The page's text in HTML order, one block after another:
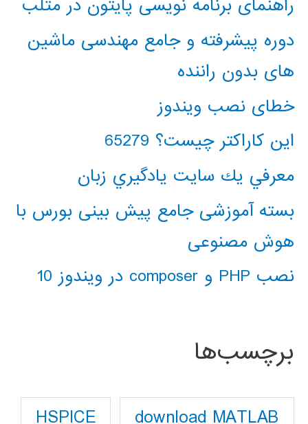
راهنمای برنامه نویسی پایتون در متلب
دوره پیشرفته و جامع مهندسی ماشین
های بدون راننده
خطای نصب ویندوز
این کاراکتر چیست؟ 65279
معرفي يك سايت يادگيري زبان
بسته آموزشی جامع پیش بینی بورس با
هوش مصنوعی
نصب PHP و composer در ویندوز 10
برچسب‌ها
download MATLAB
HSPICE